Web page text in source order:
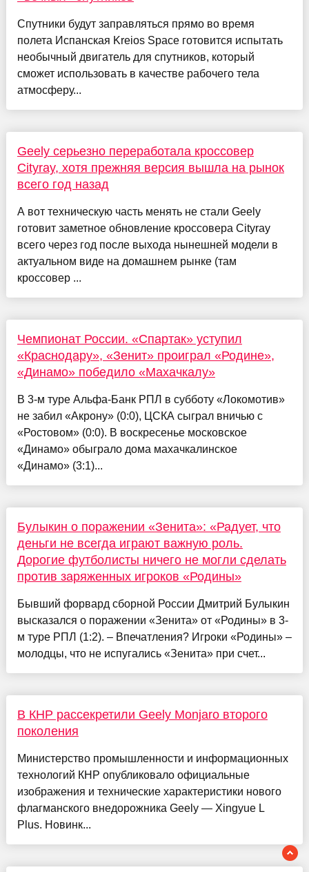
Спутники будут заправляться прямо во время
полета Испанская Kreios Space готовится испытать
необычный двигатель для спутников, который
сможет использовать в качестве рабочего тела
атмосферу...
Geely серьезно переработала кроссовер
Cityray, хотя прежняя версия вышла на рынок
всего год назад
А вот техническую часть менять не стали Geely
готовит заметное обновление кроссовера Cityray
всего через год после выхода нынешней модели в
актуальном виде на домашнем рынке (там
кроссовер ...
Чемпионат России. «Спартак» уступил
«Краснодару», «Зенит» проиграл «Родине»,
«Динамо» победило «Махачкалу»
В 3-м туре Альфа-Банк РПЛ в субботу «Локомотив»
не забил «Акрону» (0:0), ЦСКА сыграл вничью с
«Ростовом» (0:0). В воскресенье московское
«Динамо» обыграло дома махачкалинское
«Динамо» (3:1)...
Булыкин о поражении «Зенита»: «Радует, что
деньги не всегда играют важную роль.
Дорогие футболисты ничего не могли сделать
против заряженных игроков «Родины»
Бывший форвард сборной России Дмитрий Булыкин
высказался о поражении «Зенита» от «Родины» в 3-
м туре РПЛ (1:2). – Впечатления? Игроки «Родины» –
молодцы, что не испугались «Зенита» при счет...
В КНР рассекретили Geely Monjaro второго
поколения
Министерство промышленности и информационных
технологий КНР опубликовало официальные
изображения и технические характеристики нового
флагманского внедорожника Geely — Xingyue L
Plus. Новинк...